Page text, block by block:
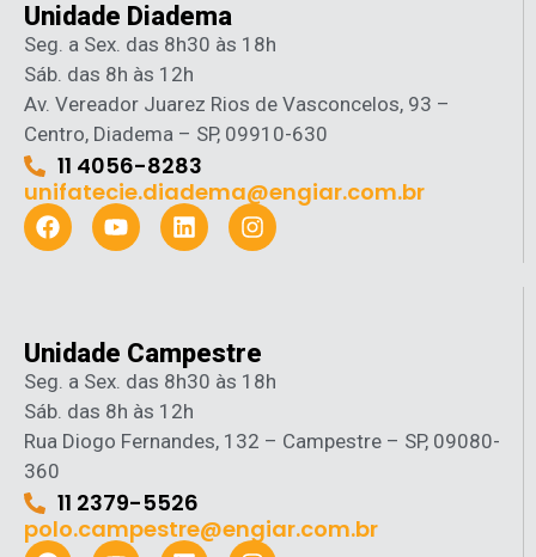
Unidade Diadema
Seg. a Sex. das 8h30 às 18h
Sáb. das 8h às 12h
Av. Vereador Juarez Rios de Vasconcelos, 93 –
Centro, Diadema – SP, 09910-630
11 4056-8283
unifatecie.diadema@engiar.com.br
Unidade Campestre
Seg. a Sex. das 8h30 às 18h
Sáb. das 8h às 12h
Rua Diogo Fernandes, 132 – Campestre – SP, 09080-
360
11 2379-5526
polo.campestre@engiar.com.br